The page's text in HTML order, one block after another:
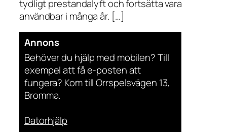
tydligt prestandalyft och fortsätta vara
användbar i många år. […]
Annons
Behöver du hjälp med mobilen? Till
exempel att få e-posten att
fungera? Kom till Orrspelsvägen 13,
Bromma.
Datorhjälp